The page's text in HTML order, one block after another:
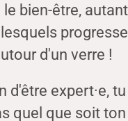
bien-être,
d'un verre !
d'être expert·e,
quel que soit